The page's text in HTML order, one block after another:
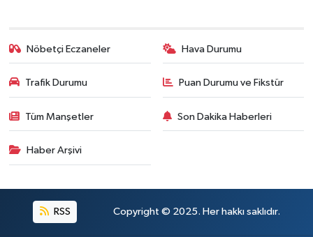
Nöbetçi Eczaneler Hava Durumu
Trafik Durumu Puan Durumu ve Fikstür
Tüm Manşetler Son Dakika Haberleri
Haber Arşivi
RSS Copyright © 2025. Her hakkı saklıdır.